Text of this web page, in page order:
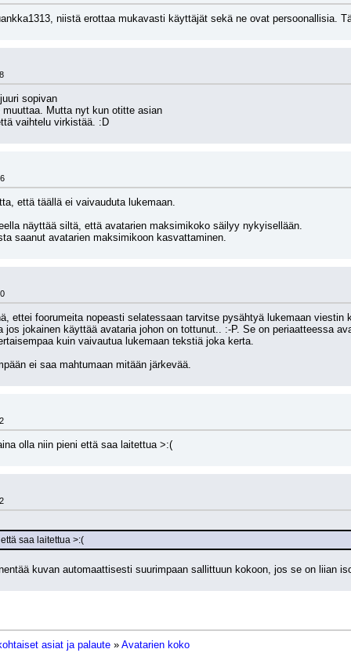
niistä erottaa mukavasti käyttäjät sekä ne ovat persoonallisia.
sopivan
Mutta nyt kun otitte asian
vaihtelu virkistää. :D
että täällä ei vaivauduta lukemaan.
näyttää siltä, että avatarien maksimikoko säilyy nykyisellään.
saanut avatarien maksimikoon kasvattaminen.
ettei foorumeita nopeasti selatessaan tarvitse pysähtyä lukemaan
jos jokainen käyttää avataria johon on tottunut.. :-P. Se on periaatteessa
kuin vaivautua lukemaan tekstiä joka kerta.
ei saa mahtumaan mitään järkevää.
olla niin pieni että saa laitettua >:(
saa laitettua >:(
kuvan automaattisesti suurimpaan sallittuun kokoon, jos se on liian
asiat ja palaute » Avatarien koko